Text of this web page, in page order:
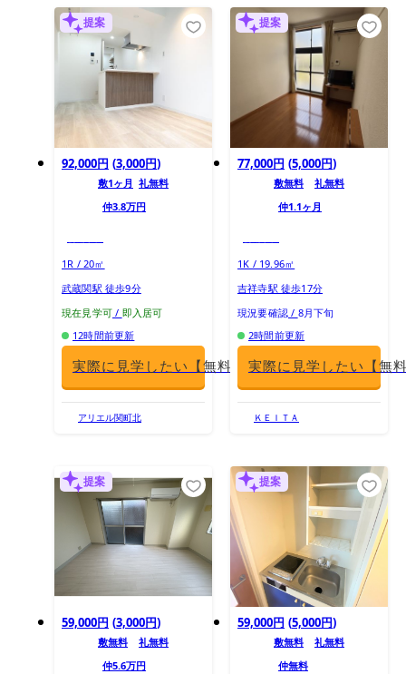
提案
92,000円 (3,000円)
敷1ヶ月 礼無料
仲3.8万円
1R / 20㎡
武蔵関駅 徒歩9分
現在見学可 / 即入居可
12時間前更新
実際に見学したい【無料】
アリエル関町北
提案
77,000円 (5,000円)
敷無料 礼無料
仲1.1ヶ月
1K / 19.96㎡
吉祥寺駅 徒歩17分
現況要確認 / 8月下旬
2時間前更新
実際に見学したい【無
ＫＥＩＴＡ
提案
59,000円 (3,000円)
敷無料 礼無料
仲5.6万円
提案
59,000円 (5,000円)
敷無料 礼無料
仲無料